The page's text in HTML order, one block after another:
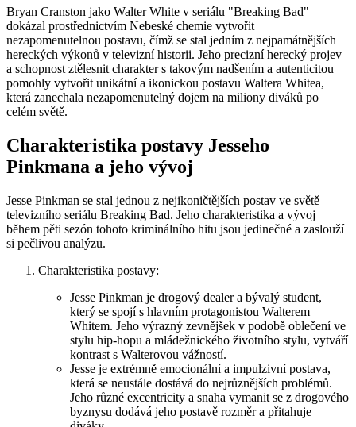
Bryan ⁣Cranston jako Walter‌ White‌ v seriálu "Breaking Bad"
dokázal prostřednictvím⁤ Nebeské ‌chemie vytvořit
nezapomenutelnou postavu, čímž se stal jedním z nejpamátnějších⁢
hereckých výkonů v‌ televizní historii. Jeho precizní‍ herecký projev
a schopnost ztělesnit charakter s takovým nadšením ‍a autenticitou‌
pomohly vytvořit unikátní a ikonickou ⁤postavu Waltera Whitea,
která ​zanechala nezapomenutelný dojem na miliony diváků po
‌celém světě.
Charakteristika postavy Jesseho
Pinkmana a jeho vývoj
Jesse Pinkman se ‍stal jednou‌ z nejikoničtějších postav ve světě
televizního seriálu‍ Breaking Bad. Jeho ⁤charakteristika a vývoj‍
během pěti sezón tohoto kriminálního hitu jsou⁤ jedinečné a zaslouží‍
si pečlivou analýzu.
Charakteristika postavy:
Jesse Pinkman je drogový dealer a bývalý ⁢student,
který se spojí s hlavním⁢ protagonistou Walterem
Whitem. Jeho ⁣výrazný zevnějšek‍ v podobě ⁤oblečení ve
stylu hip-hopu a mládežnického životního ‍stylu,‌ vytváří‌
kontrast s Walterovou vážností.
Jesse je extrémně emocionální ⁣a impulzivní postava,
která se neustále dostává do⁢ nejrůznějších problémů.
Jeho⁣ různé excentricity a snaha vymanit⁣ se z drogového
byznysu dodává jeho ⁢postavě rozměr a přitahuje